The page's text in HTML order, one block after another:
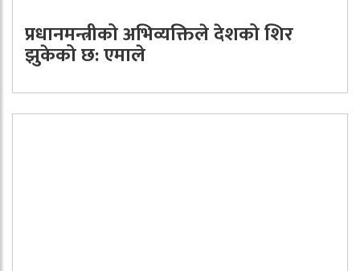
प्रधानमन्त्रीको अभिव्यक्तिले देशको शिर
झुकेको छ: एमाले